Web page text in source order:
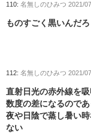
110: 名無しのひみつ 2021/
ものすごく黒いんだ
112: 名無しのひみつ 2021/
直射日光の赤外線を
数度の差になるのであ
夜や日陰で蒸し暑い
ない